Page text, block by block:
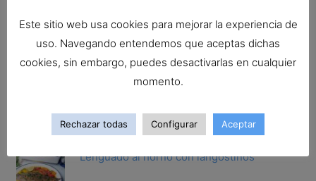
Busca tu receta ideal
Buscar:
Las recetas más populares
Lenguado al horno con langostinos
Este sitio web usa cookies para mejorar la experiencia de
uso. Navegando entendemos que aceptas dichas
cookies, sin embargo, puedes desactivarlas en cualquier
momento.
Rechazar todas Configurar Aceptar